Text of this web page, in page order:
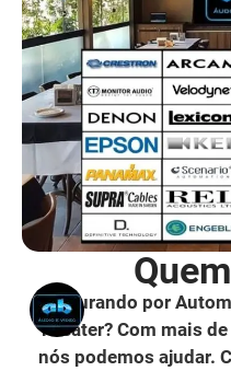
Procurando por
Theater? Com mais
nós podemos ajudar.